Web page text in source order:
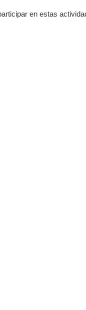
en estas